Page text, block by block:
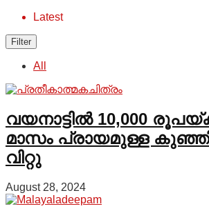
Latest
Filter
All
വയനാട്ടിൽ 10,000
മാസം പ്രായമുള്ള
വിറ്റു
August 28, 2024